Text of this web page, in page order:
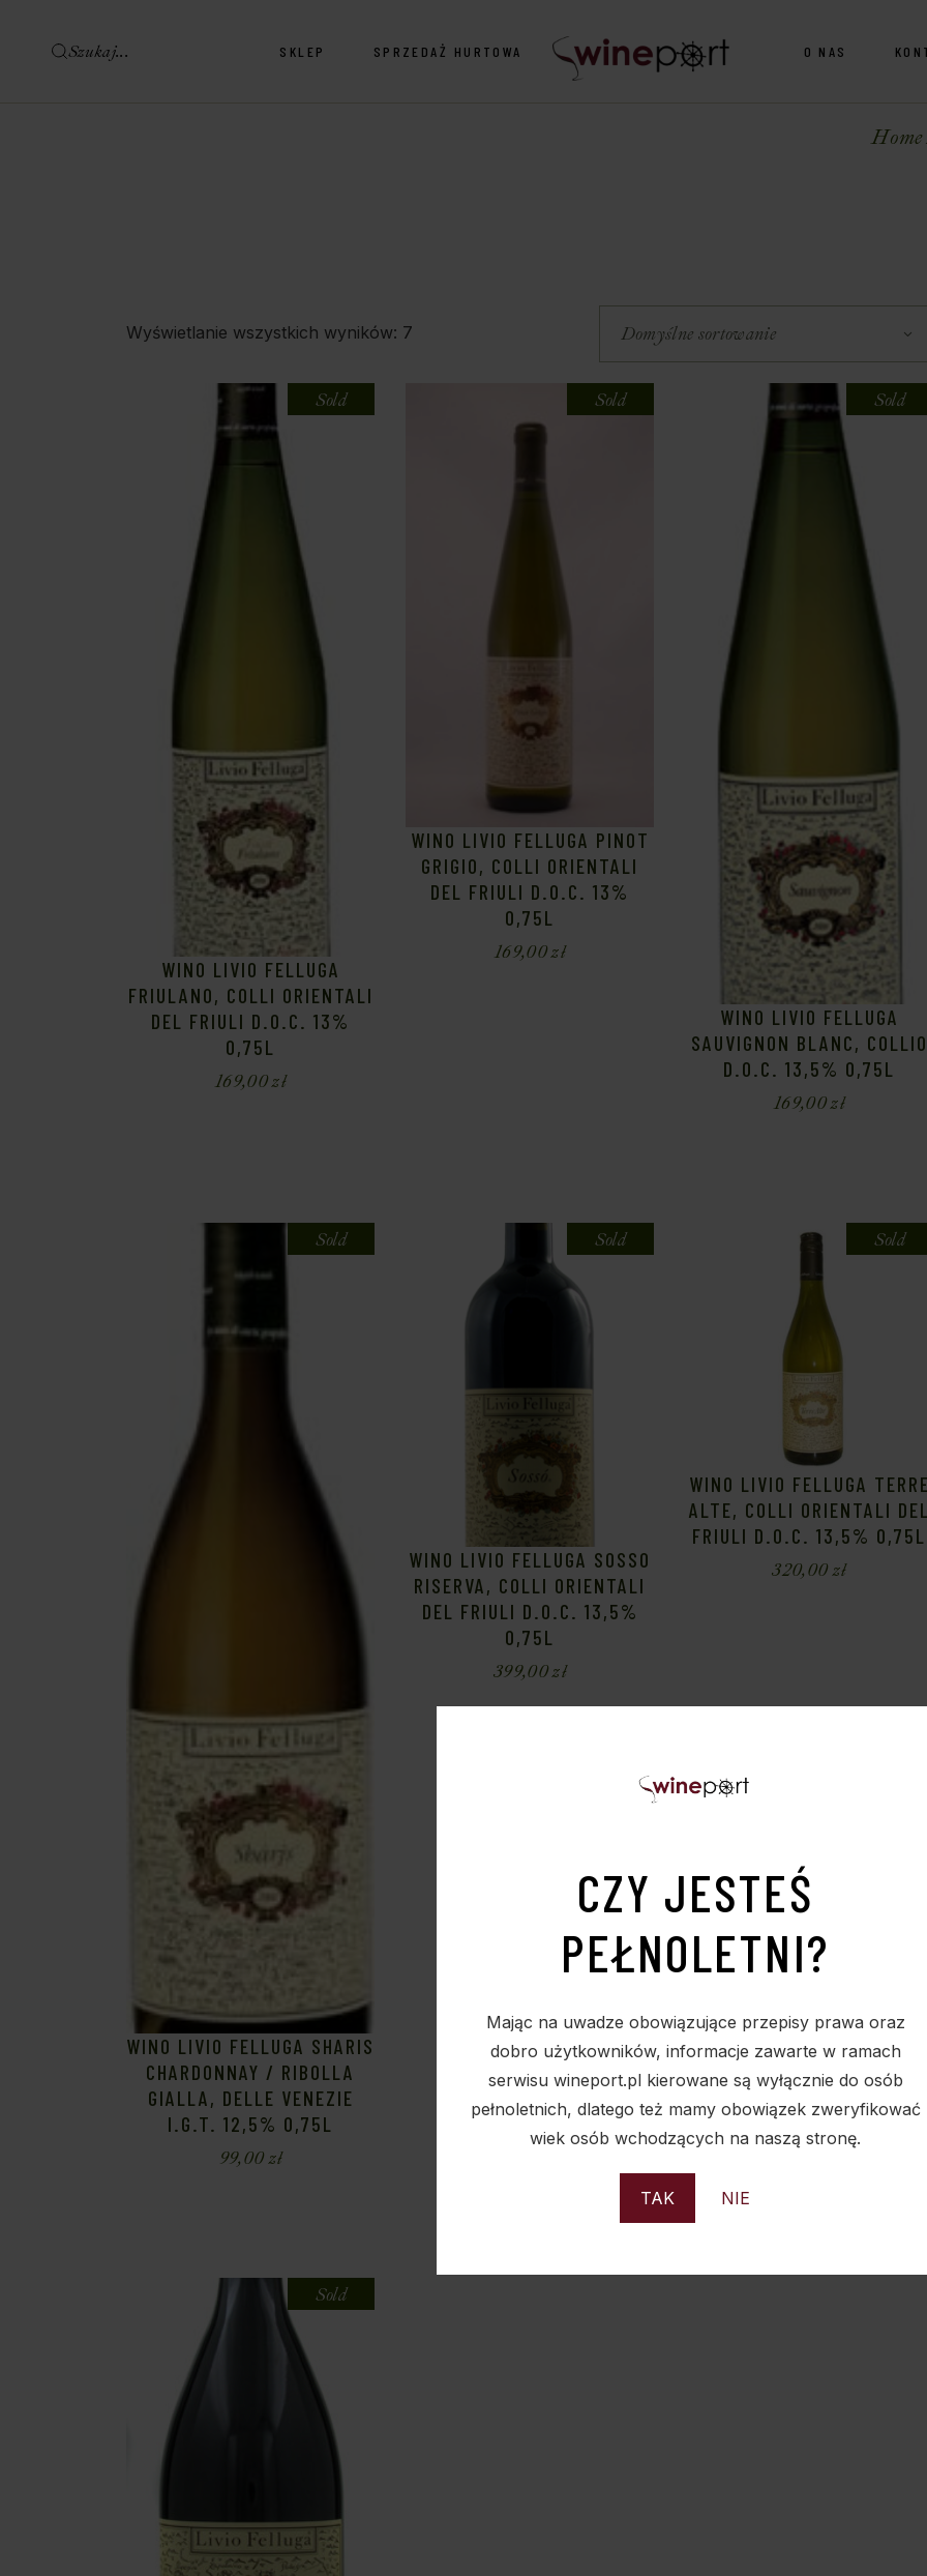
CZY JESTEŚ
PEŁNOLETNI?
Mając na uwadze obowiązujące przepisy prawa oraz
dobro użytkowników, informacje zawarte w ramach
serwisu wineport.pl kierowane są wyłącznie do osób
pełnoletnich, dlatego też mamy obowiązek zweryfikować
wiek osób wchodzących na naszą stronę.
TAK NIE
SKLEP SPRZEDAŻ HURTOWA O NAS
Sklep Wina & Alkohole
Home
Wyświetlanie wszystkich wyników: 7 Domyślne sortowanie
Sold
WINO LIVIO FELLUGA
FRIULANO, COLLI ORIENTALI
DEL FRIULI D.O.C. 13%
0,75L
169,00zł
Sold
WINO LIVIO FELLUGA PINOT
GRIGIO, COLLI ORIENTALI
DEL FRIULI D.O.C. 13%
0,75L
169,00zł
Sold
WINO LIVIO FELLUGA
SAUVIGNON BLANC, COLLIO
D.O.C. 13,5% 0,75L
169,00zł
Sold
WINO LIVIO FELLUGA SHARIS
CHARDONNAY / RIBOLLA
GIALLA, DELLE VENEZIE
I.G.T. 12,5% 0,75L
99,00zł
Sold
WINO LIVIO FELLUGA SOSSO
RISERVA, COLLI ORIENTALI
DEL FRIULI D.O.C. 13,5%
0,75L
399,00zł
Sold
WINO LIVIO FELLUGA
ALTE, COLLI ORIENTALI
FRIULI D.O.C. 13,5% 0,75L
320,00zł
Sold